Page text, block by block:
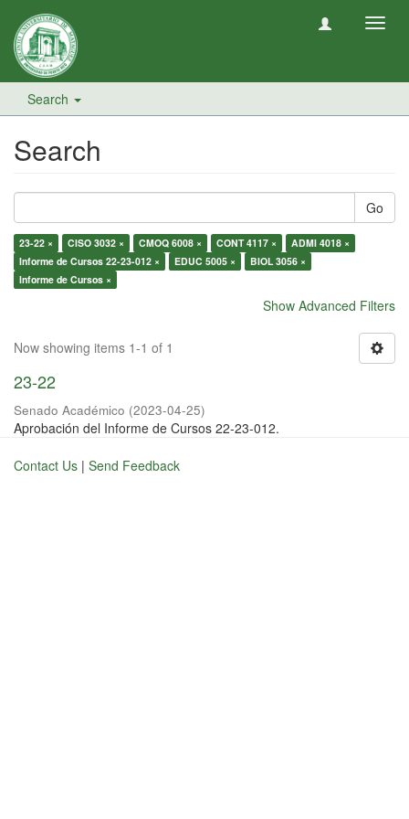
Search
Search
Go
23-22 × CISO 3032 × CMOQ 6008 × CONT 4117 ×
ADMI 4018 ×
Informe de Cursos 22-23-012 ×
EDUC 5005 ×
BIOL 3056 ×
Informe de Cursos ×
Show Advanced Filters
Now showing items 1-1 of 1
23-22
Senado Académico (2023-04-25)
Aprobación del Informe de Cursos 22-23-012.
Contact Us | Send Feedback